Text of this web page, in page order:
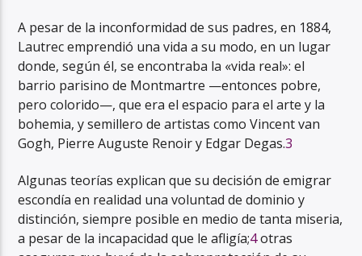
A pesar de la inconformidad de sus padres, en 1884,
Lautrec emprendió una vida a su modo, en un lugar
donde, según él, se encontraba la «vida real»: el
barrio parisino de Montmartre —entonces pobre,
pero colorido—, que era el espacio para el arte y la
bohemia, y semillero de artistas como Vincent van
Gogh, Pierre Auguste Renoir y Edgar Degas.3
Algunas teorías explican que su decisión de emigrar
escondía en realidad una voluntad de dominio y
distinción, siempre posible en medio de tanta miseria,
a pesar de la incapacidad que le afligía;4otras